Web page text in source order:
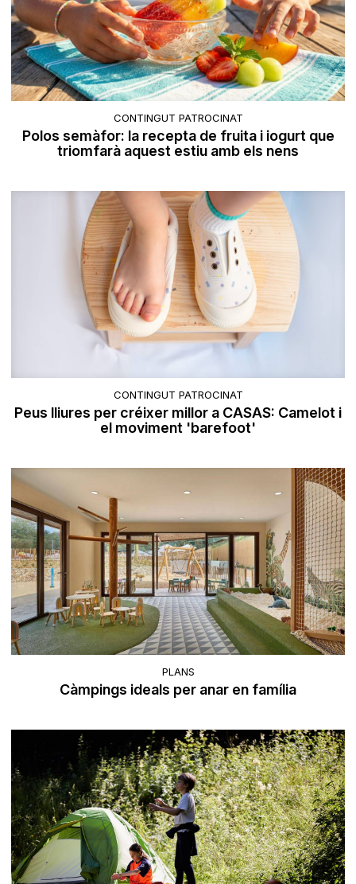
CONTINGUT PATROCINAT
Polos semàfor: la recepta de fruita i iogurt que
triomfarà aquest estiu amb els nens
CONTINGUT PATROCINAT
Peus lliures per créixer millor a CASAS: Camelot i
el moviment 'barefoot'
PLANS
Càmpings ideals per anar en família